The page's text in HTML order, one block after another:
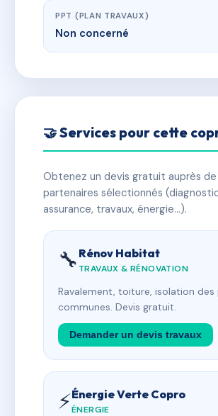
PPT (PLAN TRAVAUX)
Non concerné
🤝 Services pour cette
Obtenez un devis gratuit auprès de
partenaires sélectionnés
assurance, travaux, énergie…).
🔧 Rénov Habitat
TRAVAUX & RÉNOVATION
Ravalement, toiture, isolation des
communes. Devis gratuit.
Demander un devis travaux
⚡Énergie Verte Copro
ÉNERGIE